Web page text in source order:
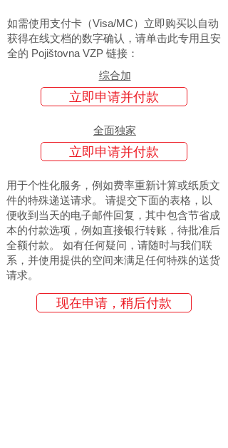
如需使用支付卡（Visa/MC）立即购买以自动
获得在线文档的数字确认，请单击此专用且安
全的 Pojištovna VZP 链接：
综合加
立即申请并付款
全面独家
立即申请并付款
用于个性化服务，例如费率重新计算或纸质文
件的特殊递送请求。 请提交下面的表格，以
便收到当天的电子邮件回复，其中包含节省成
本的付款选项，例如直接银行转账，待批准后
全额付款。 如有任何疑问，请随时与我们联
系，并使用提供的空间来满足任何特殊的送货
请求。
现在申请，稍后付款